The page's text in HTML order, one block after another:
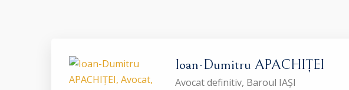
Ioan-Dumitru APACHIȚEI
Avocat definitiv, Baroul IAȘI